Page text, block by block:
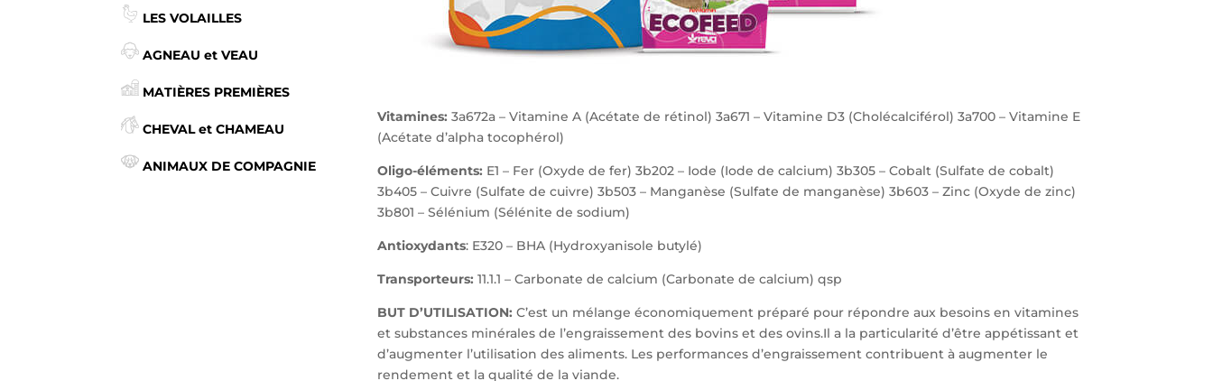
LES VOLAILLES
AGNEAU et VEAU
MATIÈRES PREMIÈRES
CHEVAL et CHAMEAU
ANIMAUX DE COMPAGNIE
Vitamines: 3a672a – Vitamine A (Acétate de rétinol) 3a671 – Vitamine D3 (Cholécalciférol) 3a700 – Vitamine E
(Acétate d’alpha tocophérol)
Oligo-éléments: E1 – Fer (Oxyde de fer) 3b202 – Iode (Iode de calcium) 3b305 – Cobalt (Sulfate de cobalt)
3b405 – Cuivre (Sulfate de cuivre) 3b503 – Manganèse (Sulfate de manganèse) 3b603 – Zinc (Oxyde de zinc)
3b801 – Sélénium (Sélénite de sodium)
Antioxydants: E320 – BHA (Hydroxyanisole butylé)
Transporteurs: 11.1.1 – Carbonate de calcium (Carbonate de calcium) qsp
BUT D’UTILISATION: C’est un mélange économiquement préparé pour répondre aux besoins en vitamines
et substances minérales de l’engraissement des bovins et des ovins.Il a la particularité d’être appétissant et
d’augmenter l’utilisation des aliments. Les performances d’engraissement contribuent à augmenter le
rendement et la qualité de la viande.